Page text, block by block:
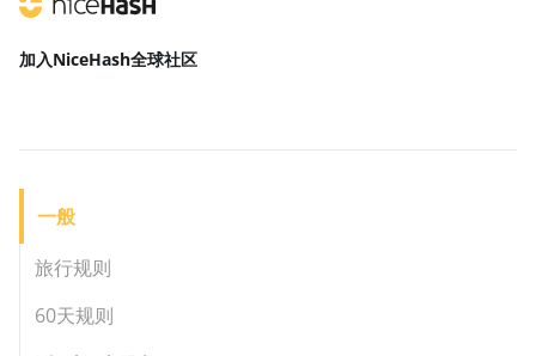
加入NiceHash全球社区
一般
旅行规则
60天规则